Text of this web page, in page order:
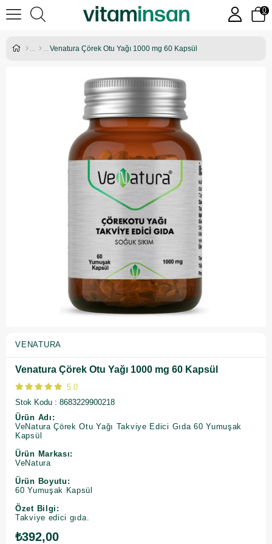
0
Venatura Çörek Otu Yağı 1000 mg 60 Kapsül
VENATURA
Venatura Çörek Otu Yağı 1000 mg 60 Kapsül
5.0
Stok Kodu
8683229900218
Ürün Adı:
VeNatura Çörek Otu Yağı Takviye Edici Gıda 60 Yumuşak
Kapsül
Ürün Markası:
VeNatura
Ürün Boyutu:
60 Yumuşak Kapsül
Özet Bilgi:
Takviye edici gıda.
₺392,00